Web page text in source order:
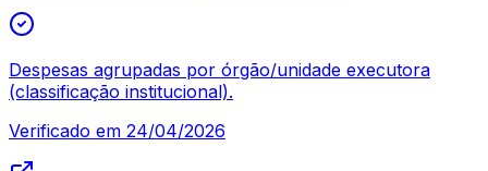
Despesas agrupadas por órgão/unidade executora
(classificação institucional).
Verificado em 24/04/2026